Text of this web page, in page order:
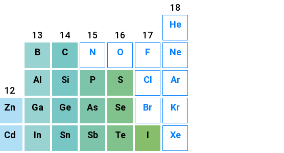
18
13 14 15 16 17
He
B C N O F Ne
12
Al Si P S Cl Ar
Zn Ga Ge As Se Br Kr
Cd In Sn Sb Te I Xe